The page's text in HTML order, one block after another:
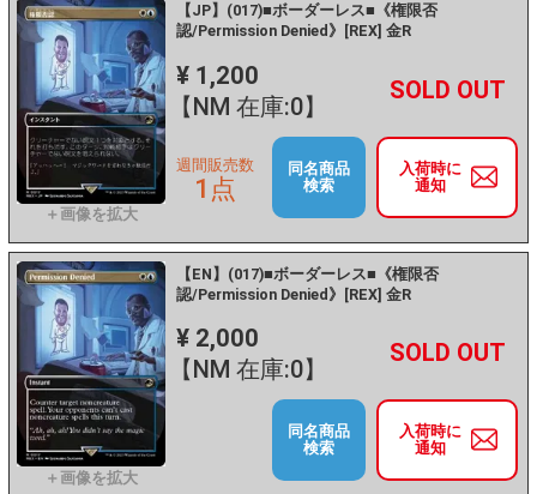
【JP】(017)■ボーダーレス■《権限否
認/Permission Denied》[REX] 金R
¥ 1,200
【NM 在庫:0】
－ +
入荷時に
通知
週間販売数
1点
同名商品
検索
【EN】(017)■ボーダーレス■《権限否
認/Permission Denied》[REX] 金R
¥ 2,000
【NM 在庫:0】
－ +
入荷時に
通知
同名商品
検索